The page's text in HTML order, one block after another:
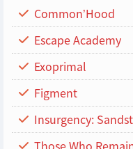
Common’Hood
Escape Academy
Exoprimal
Figment
Insurgency: